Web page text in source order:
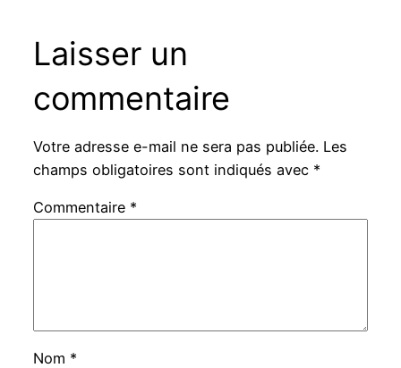
Laisser un
commentaire
Votre adresse e-mail ne sera pas publiée. Les
champs obligatoires sont indiqués avec *
Commentaire *
Nom *